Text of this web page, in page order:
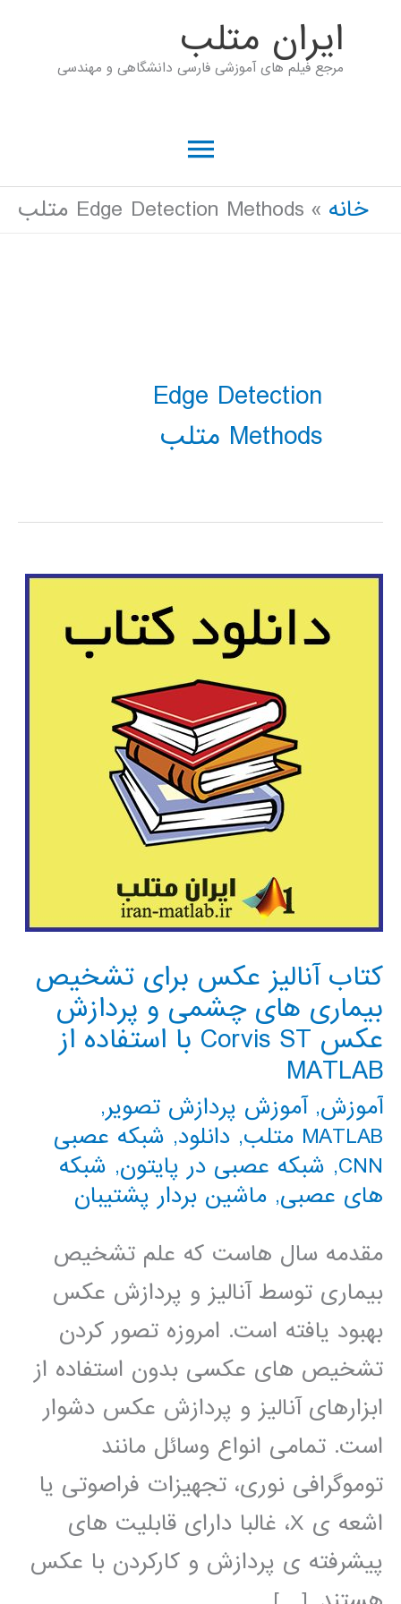
ايران متلب
مرجع فیلم های آموزشی فارسی دانشگاهی و مهندسی
فهرست
اصلی
خانه Edge Detection Methods متلب
Edge Detection
Methods متلب
کتاب آنالیز عکس برای تشخیص
بیماری های چشمی و پردازش
عکس Corvis ST با استفاده از
MATLAB
آموزش,آموزش پردازش تصویر,
MATLAB متلب
, دانلود, شبکه عصبی
CNN
, شبکه عصبی در پایتون, شبکه
های عصبی, ماشین بردار پشتیبان
مقدمه سال هاست که علم تشخیص
بیماری توسط آنالیز و پردازش عکس
بهبود یافته است. امروزه تصور کردن
تشخیص های عکسی بدون استفاده از
ابزارهای آنالیز و پردازش عکس دشوار
است. تمامی انواع وسائل مانند
توموگرافی نوری، تجهیزات فراصوتی یا
اشعه ی X، غالبا دارای قابلیت های
پیشرفته ی پردازش و کارکردن با عکس